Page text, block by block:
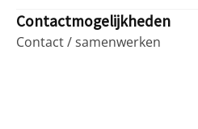
Contactmogelijkheden
Contact / samenwerken